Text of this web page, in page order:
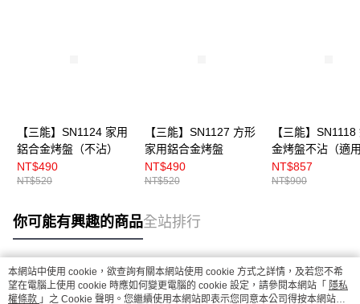
【三能】SN1124 家用
鋁合金烤盤（不沾）
NT$490
NT$520
【三能】SN1127 方形
家用鋁合金烤盤
NT$490
NT$520
【三能】
金烤盤不沾（適
DR.GOOD烤箱）
NT$857
NT$900
你可能有興趣的商品全站排行
熱門標籤
本網站中使用 cookie，欲查詢有關本網站使用 cookie 方式之詳情，及若您不希
望在電腦上使用 cookie 時應如何變更電腦的 cookie 設定，請參閱本網站「 隱私
權條款 」之 Cookie 聲明。您繼續使用本網站即表示您同意本公司得按本網站使